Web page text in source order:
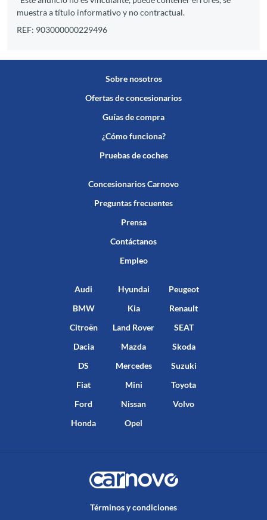
muestra a título informativo y no contractual.
REF: 903000000229496
Sobre nosotros
Ofertas de concesionarios
Guías de compra
¿Cómo funciona?
Pruebas de coches
Concesionarios Carnovo
Preguntas frecuentes
Prensa
Contáctanos
Empleo
Audi
BMW
Citroën
Dacia
DS
Fiat
Ford
Honda
Hyundai
Kia
Land Rover
Mazda
Mercedes
Mini
Nissan
Opel
Peugeot
Renault
SEAT
Skoda
Suzuki
Toyota
Volvo
Términos y condiciones